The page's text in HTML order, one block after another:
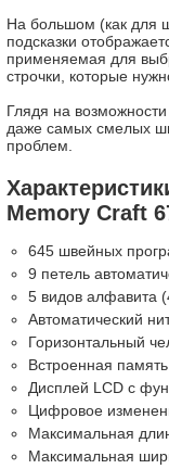
На большом (как для
подсказки
применяемая для
строчки, которые
Глядя на
даже самых смелых
проблем.
Memory Craft
645 швейных
9 петель
5 видов алфавита
Автоматический
Горизонтальный
Встроенная
Дисплей LCD с
Цифровое
Максимальная
Максимальная